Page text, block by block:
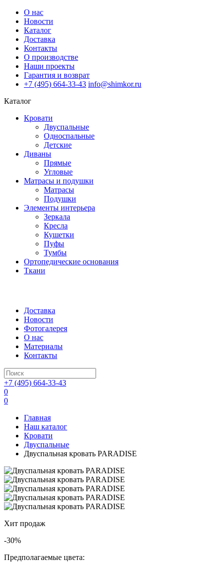
О нас
Новости
Каталог
Доставка
Контакты
О производстве
Наши проекты
Гарантия и возврат
+7 (495) 664-33-43 info@shimkor.ru
Каталог
Кровати
Двуспальные
Односпальные
Детские
Диваны
Прямые
Угловые
Матрасы и подушки
Матрасы
Подушки
Элементы интерьера
Зеркала
Кресла
Кушетки
Пуфы
Тумбы
Ортопедические основания
Ткани
Доставка
Новости
Фотогалерея
О нас
Материалы
Контакты
+7 (495) 664-33-43
0
0
Главная
Наш каталог
Кровати
Двуспальные
Двуспальная кровать PARADISE
Хит продаж
-30%
Предполагаемые цвета: